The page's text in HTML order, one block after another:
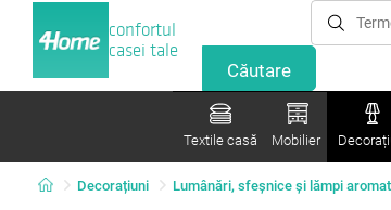
confortul
casei tale
Textile casă Mobilier
Decorațiuni Lumânări, sfeşnice şi lămpi